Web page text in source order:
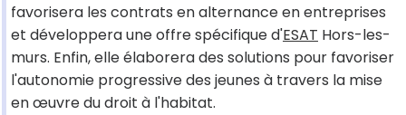
favorisera les contrats en alternance en entreprises
et développera une offre spécifique d'ESAT Hors-les-
murs. Enfin, elle élaborera des solutions pour favoriser
l'autonomie progressive des jeunes à travers la mise
en œuvre du droit à l'habitat.